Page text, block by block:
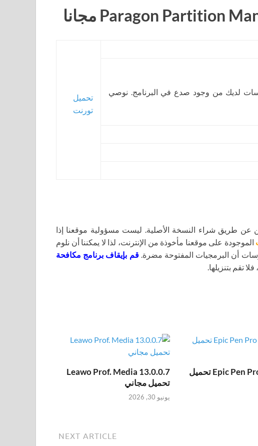
تحميل
تورنت
لديك من وجود صدع في البرنامج. نوصي
طريق شراء النسخة الأصلية. ليست مسؤولية موقعنا إذا
الموجودة على موقعنا مأخوذة من الإنترنت، لذا لا يمكننا أن نلوم
أن البرمجيات المفتوحة مضرة.قم بإيقاف برنامج مكافحة
تقم بتنزيلها.
Epic Pen Pro 3.12.172 تحميل
Leawo Prof. Media 13.0.0.7
تحميل مجاني
يونيو 30, 2026
NEXT ARTICLE